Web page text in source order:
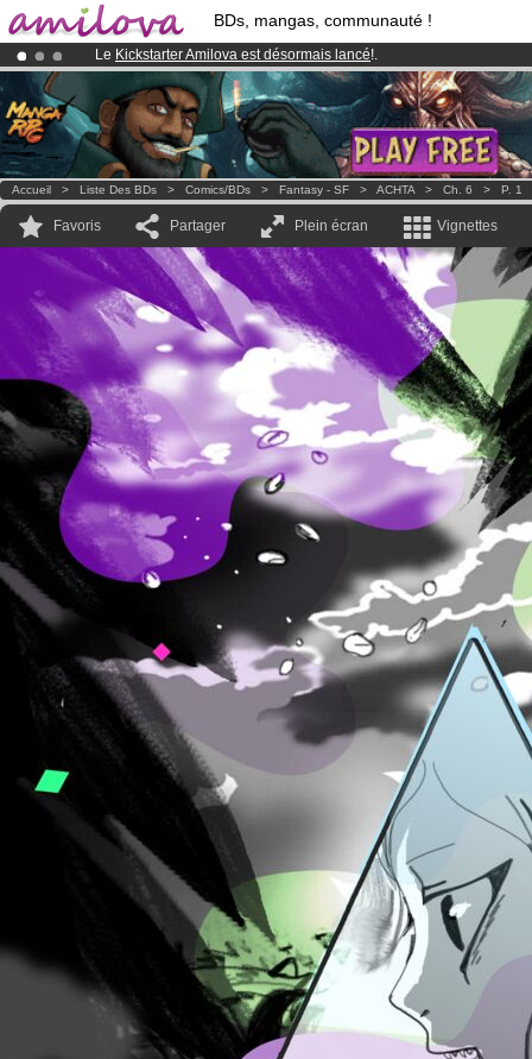
BDs, mangas, communauté !
Le Kickstarter Amilova est désormais lancé!.
Abonnement premium: à partir de3.95 eurospar mois !Clique ici
Déjà 100000membreset 1000BDs & Mangas!
Accueil > Liste Des BDs > Comics/BDs > Fantasy - SF > ACHTA > Ch. 6 > P. 1
Favoris Partager Plein écran Vignettes